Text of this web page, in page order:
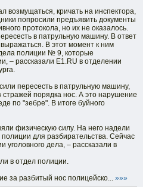
возмущаться, кричать на инспектора,
попросили предъявить документы
протокола, но их не оказалось.
в патрульную машину. В ответ
выражаться. В этот момент к ним
полиции № 9, которые
– рассказали Е1.RU в отделении
пересесть в патрульную машину,
стражей порядка нос. А это нарушение
по "зебре". В итоге буйного
физическую силу. На него надели
для разбирательства. Сейчас
уголовного дела, – рассказали в
в отдел полиции.
за разбитый нос полицейско... »»»